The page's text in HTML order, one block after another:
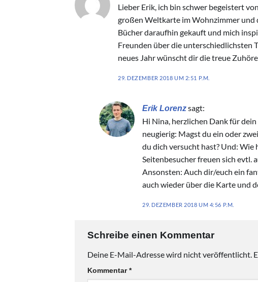
Lieber Erik, ich bin schwer begeistert
großen Weltkarte im Wohnzimmer und
Bücher daraufhin gekauft und mich
Freunden über die unterschiedlichsten
neues Jahr wünscht dir die treue
29. DEZEMBER 2018 UM 2:51 P.M.
Erik Lorenzsagt:
Hi Nina, herzlichen Dank für
neugierig: Magst du ein oder
du dich versucht hast? Und: Wie
Seitenbesucher freuen sich evtl.
Ansonsten: Auch dir/euch ein
auch wieder über die Karte und
29. DEZEMBER 2018 UM 4:56 P.M.
Schreibe einen Kommentar
Deine E-Mail-Adresse wird nicht veröffentlicht.
Kommentar*